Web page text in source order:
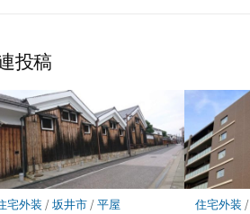
投稿
宅外装 /坂井市/平屋 住宅外装